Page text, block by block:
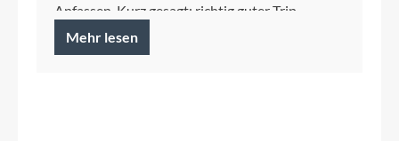
Anfassen. Kurz gesagt: richtig guter Trip.
Mehr lesen